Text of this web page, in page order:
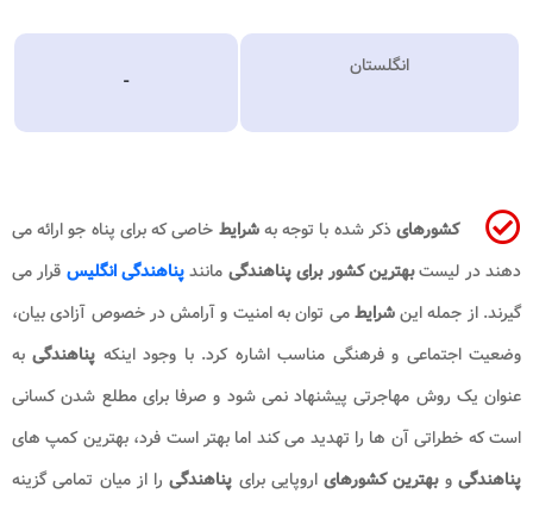
انگلستان
-
کشورهایذکر شده با توجه بهشرایط خاصی که برای پناه جو ارائه می
دهند در لیستبهترین کشور برای پناهندگی مانندپناهندگی انگلیس قرار می
گیرند. از جمله اینشرایطمی توان به امنیت و آرامش در خصوص آزادی بیان،
وضعیت اجتماعی و فرهنگی مناسب اشاره کرد. با وجود اینکه پناهندگیبه
عنوان یک روش مهاجرتی پیشنهاد نمی شود و صرفا برای مطلع شدن کسانی
است که خطراتی آن ها را تهدید می کند اما بهتر است فرد، بهترین کمپ های
پناهندگیوبهترین کشورهایاروپایی برای پناهندگیرا از میان تمامی گزینه